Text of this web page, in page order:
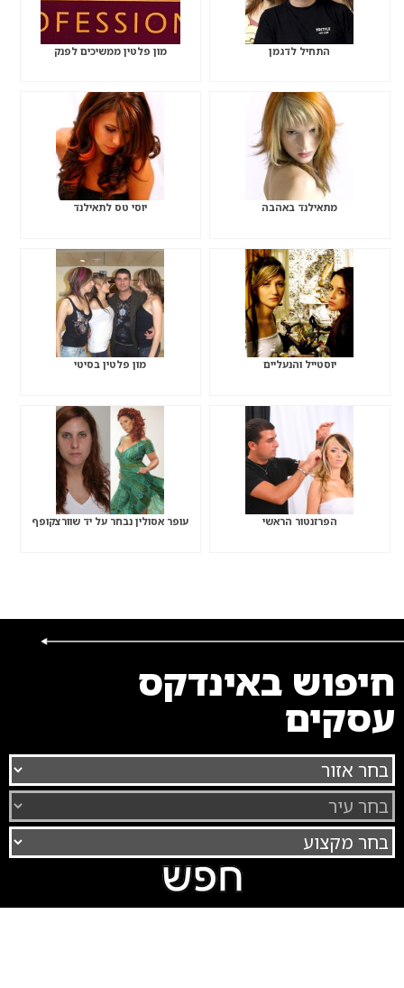
התחיל לדגמן מון פלטין ממשיכים לפנק
מתאילנד באהבה יוסי טס לתאילנד
יוסטייל והנעליים מון פלטין בסיטי
הפרזנטור הראשי עופר אסולין נבחר על יד שוורצקופף
חיפוש באינדקס
עסקים